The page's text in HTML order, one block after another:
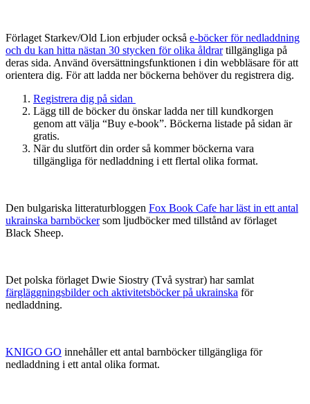
Förlaget Starkev/Old Lion erbjuder också e-böcker för nedladdning
och du kan hitta nästan 30 stycken för olika åldrartillgängliga på
deras sida. Använd översättningsfunktionen i din webbläsare för att
orientera dig. För att ladda ner böckerna behöver du registrera dig.
Registrera dig på sidan
Lägg till de böcker du önskar ladda ner till kundkorgen
genom att välja “Buy e-book”. Böckerna listade på sidan är
gratis.
När du slutfört din order så kommer böckerna vara
tillgängliga för nedladdning i ett flertal olika format.
Den bulgariska litteraturbloggen Fox Book Cafe har läst in ett antal
ukrainska barnböckersom ljudböcker med tillstånd av förlaget
Black Sheep.
Det polska förlaget Dwie Siostry (Två systrar) har samlat
färgläggningsbilder och aktivitetsböcker på ukrainska för
nedladdning.
KNIGO GO innehåller ett antal barnböcker tillgängliga för
nedladdning i ett antal olika format.